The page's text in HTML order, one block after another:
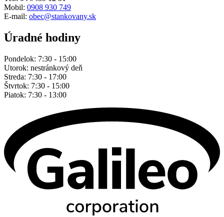
Mobil: 0908 930 749
E-mail: obec@stankovany.sk
Úradné hodiny
Pondelok: 7:30 - 15:00
Utorok: nestránkový deň
Streda: 7:30 - 17:00
Štvrtok: 7:30 - 15:00
Piatok: 7:30 - 13:00